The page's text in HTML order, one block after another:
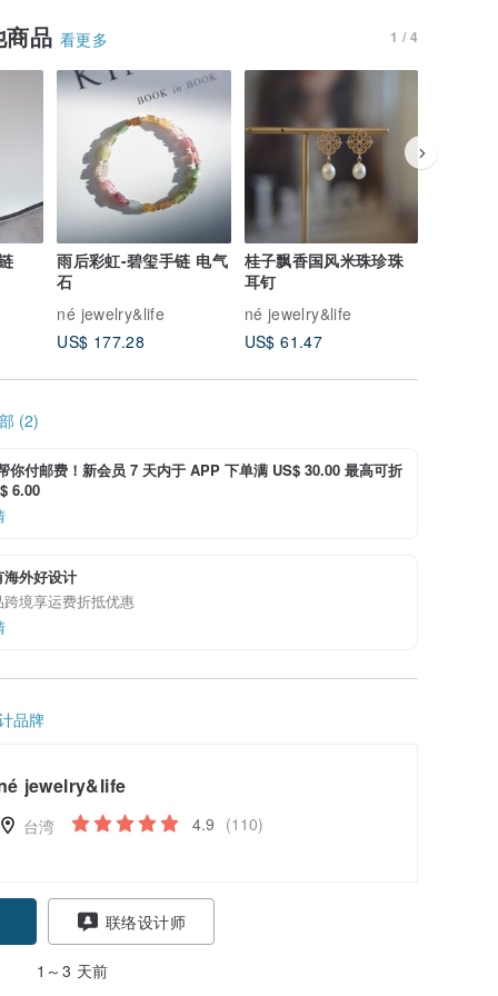
商品 看更多 1 / 4
雨后彩虹-碧玺手链 电气
石
né jewelry&life
US$ 177.28
桂子飘香国风米珠珍珠
耳钉
né jewelry&life
US$ 61.47
(2)
你付邮费！新会员 7 天内于 APP 下单满 US$ 30.00 最高可折
6.00
外好设计
境享运费折抵优惠
品牌
jewelry&life
台湾 4.9 (110)
联络设计师
1～3 天前